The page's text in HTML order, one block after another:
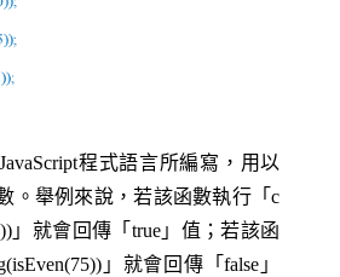
程式語言所編寫，用以
。舉例來說，若該函數執行「c
」就會回傳「true」值；若該函
」就會回傳「false」